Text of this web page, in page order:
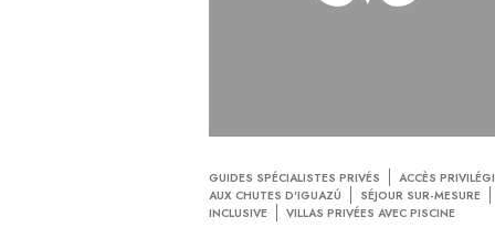
GUIDES SPÉCIALISTES PRIVÉS
ACCÈS
AUX CHUTES D'IGUAZÚ
SÉJOUR SUR-MESURE
INCLUSIVE
VILLAS PRIVÉES AVEC PISCINE